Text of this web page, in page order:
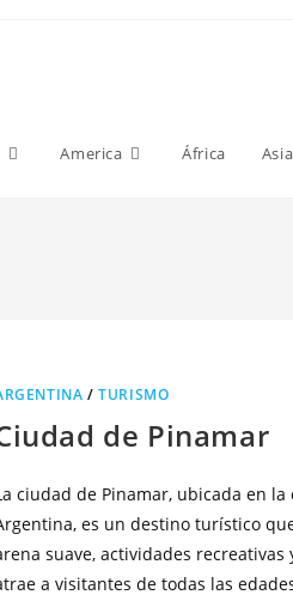
America África Asia
/TURISMO
de Pinamar
ciudad de Pinamar, ubicada en
es un destino turístico
suave, actividades
a visitantes de todas las